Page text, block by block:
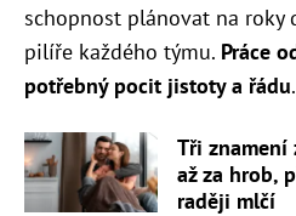
schopnost plánovat na roky
pilíře každého týmu. Práce
potřebný pocit jistoty a řádu.
Tři
až za hrob,
raději mlčí